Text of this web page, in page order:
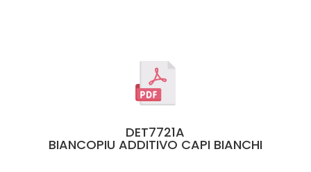
DET7721A
BIANCOPIU ADDITIVO CAPI BIANCHI